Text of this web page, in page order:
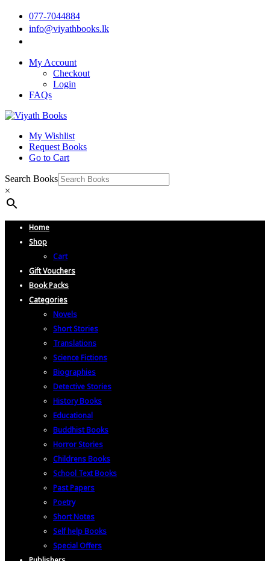
077-7044884
info@viyathbooks.lk
My Account
Checkout
Login
FAQs
My Wishlist
Request Books
Go to Cart
Search Books
×
Home
Shop
Cart
Gift Vouchers
Book Packs
Categories
Novels
Short Stories
Translations
Science Fictions
Biographies
Detective Stories
History Books
Educational
Buddhist Books
Horror Stories
Childrens Books
School Text Books
Past Papers
Poetry
Short Notes
Self help Books
Special Offers